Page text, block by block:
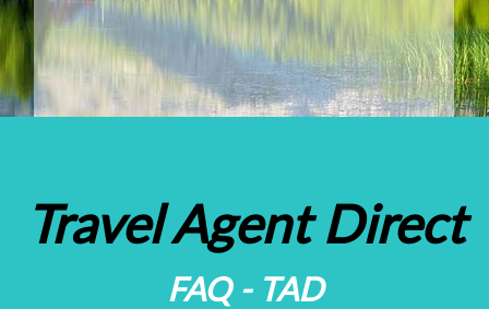
Travel Agent Direct
FAQ - TAD